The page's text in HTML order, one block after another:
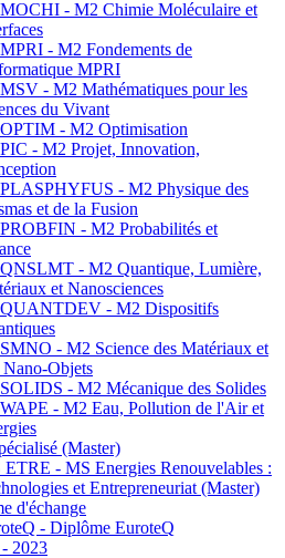
- M2 Chimie Moléculaire et
- M2 Fondements de
MPRI
- M2 Mathématiques pour les
du Vivant
- M2 Optimisation
- M2 Projet, Innovation,
- M2 Physique des
et de la Fusion
- M2 Probabilités et
- M2 Quantique, Lumière,
et Nanosciences
- M2 Dispositifs
- M2 Science des Matériaux et
Nano-Objets
- M2 Mécanique des Solides
- M2 Eau, Pollution de l'Air et
(Master)
ETRE - MS Energies Renouvelables :
et Entrepreneuriat (Master)
d'échange
- Diplôme EuroteQ
2023